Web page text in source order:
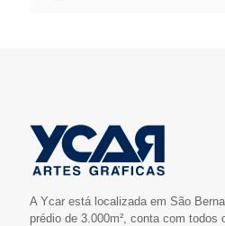
A Ycar está localizada em São
prédio de 3.000m², conta com todos